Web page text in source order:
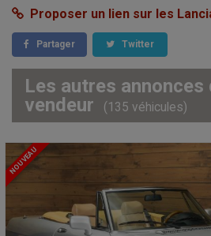
Proposer un lien sur les
Partager Twitter
Les autres annonces
vendeur
(135 véhicules)
NOUVEAU